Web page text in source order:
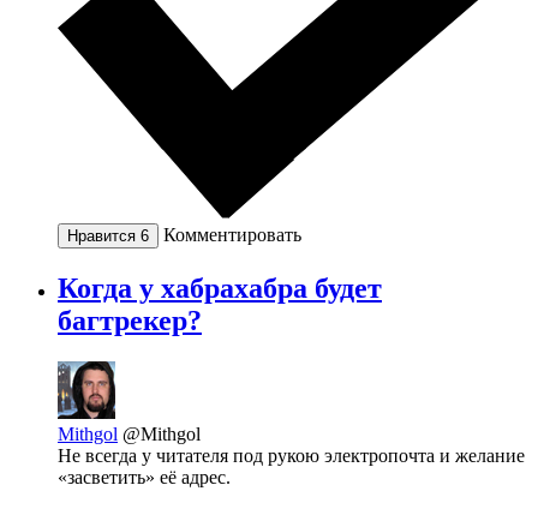
Нравится 6 Комментировать
Когда у хабрахабра будет
багтрекер?
Mithgol @Mithgol
Не всегда у читателя под рукою электропочта и желание
«засветить» её адрес.